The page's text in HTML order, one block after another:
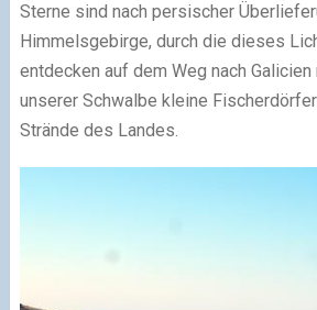
Sterne sind nach persischer
Himmelsgebirge, durch die dieses
entdecken auf dem Weg nach
unserer Schwalbe kleine
Strände des Landes.